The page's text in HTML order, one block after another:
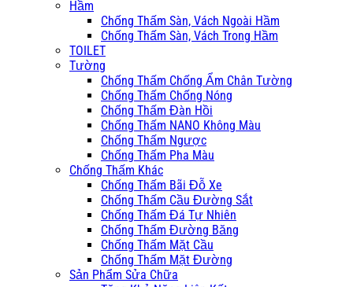
Hầm
Chống Thấm Sàn, Vách Ngoài Hầm
Chống Thấm Sàn, Vách Trong Hầm
TOILET
Tường
Chống Thấm Chống Ẩm Chân Tường
Chống Thấm Chống Nóng
Chống Thấm Đàn Hồi
Chống Thấm NANO Không Màu
Chống Thấm Ngược
Chống Thấm Pha Màu
Chống Thấm Khác
Chống Thấm Bãi Đỗ Xe
Chống Thấm Cầu Đường Sắt
Chống Thấm Đá Tự Nhiên
Chống Thấm Đường Băng
Chống Thấm Mặt Cầu
Chống Thấm Mặt Đường
Sản Phẩm Sửa Chữa